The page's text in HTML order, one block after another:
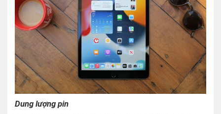
Dung lượng pin